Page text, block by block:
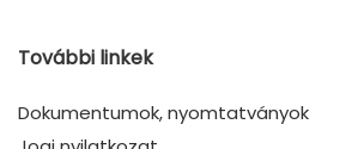
További linkek
Dokumentumok, nyomtatványok